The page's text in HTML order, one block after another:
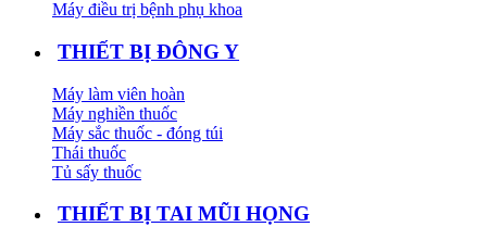
Máy điều trị bệnh phụ khoa
THIẾT BỊ ĐÔNG Y
Máy làm viên hoàn
Máy nghiền thuốc
Máy sắc thuốc - đóng túi
Thái thuốc
Tủ sấy thuốc
THIẾT BỊ TAI MŨI HỌNG